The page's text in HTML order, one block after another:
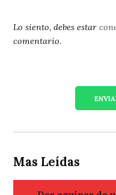
Lo siento, debes estar
comentario.
Mas Leídas